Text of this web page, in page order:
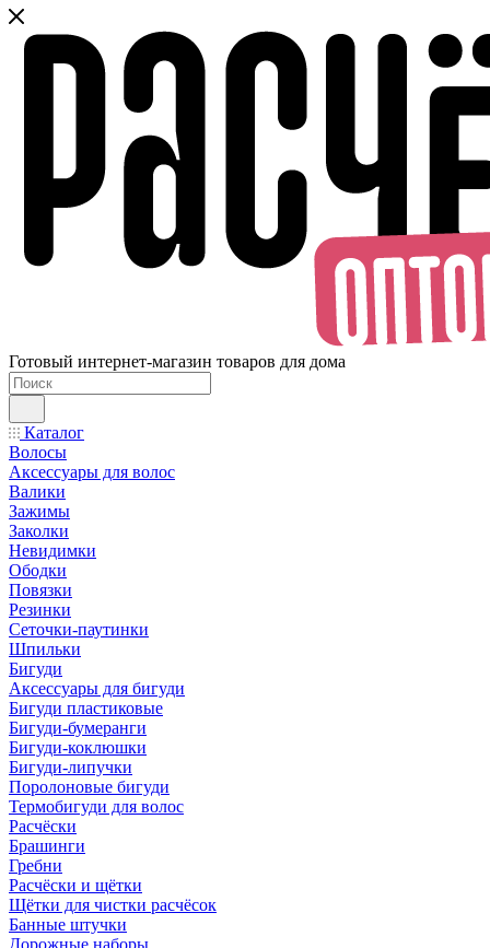
Готовый интернет-магазин товаров для дома
Каталог
Волосы
Аксессуары для волос
Валики
Зажимы
Заколки
Невидимки
Ободки
Повязки
Резинки
Сеточки-паутинки
Шпильки
Бигуди
Аксессуары для бигуди
Бигуди пластиковые
Бигуди-бумеранги
Бигуди-коклюшки
Бигуди-липучки
Поролоновые бигуди
Термобигуди для волос
Расчёски
Брашинги
Гребни
Расчёски и щётки
Щётки для чистки расчёсок
Банные штучки
Дорожные наборы